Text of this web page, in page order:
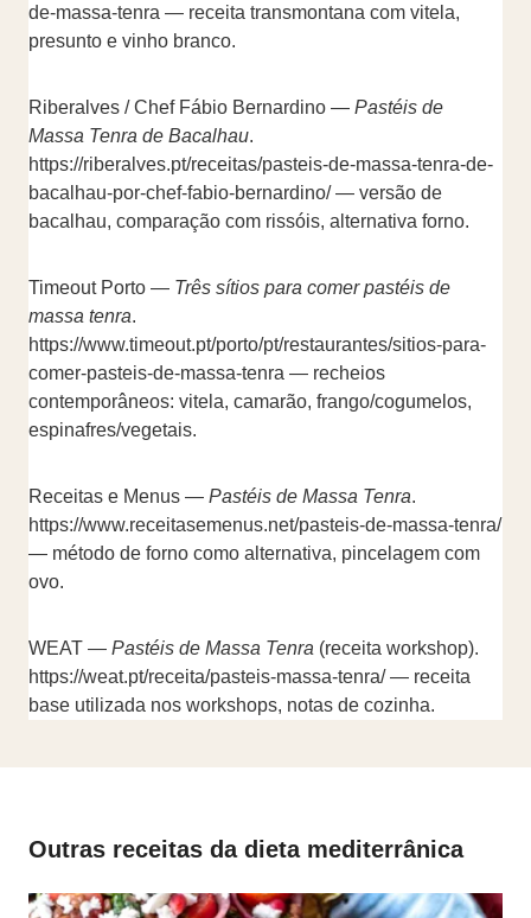
de-massa-tenra — receita transmontana com vitela,
presunto e vinho branco.
Riberalves / Chef Fábio Bernardino — Pastéis de
Massa Tenra de Bacalhau.
https://riberalves.pt/receitas/pasteis-de-massa-tenra-de-
bacalhau-por-chef-fabio-bernardino/ — versão de
bacalhau, comparação com rissóis, alternativa forno.
Timeout Porto — Três sítios para comer pastéis de
massa tenra.
https://www.timeout.pt/porto/pt/restaurantes/sitios-para-
comer-pasteis-de-massa-tenra — recheios
contemporâneos: vitela, camarão, frango/cogumelos,
espinafres/vegetais.
Receitas e Menus — Pastéis de Massa Tenra.
https://www.receitasemenus.net/pasteis-de-massa-tenra/
— método de forno como alternativa, pincelagem com
ovo.
WEAT — Pastéis de Massa Tenra (receita workshop).
https://weat.pt/receita/pasteis-massa-tenra/ — receita
base utilizada nos workshops, notas de cozinha.
Outras receitas da dieta mediterrânica